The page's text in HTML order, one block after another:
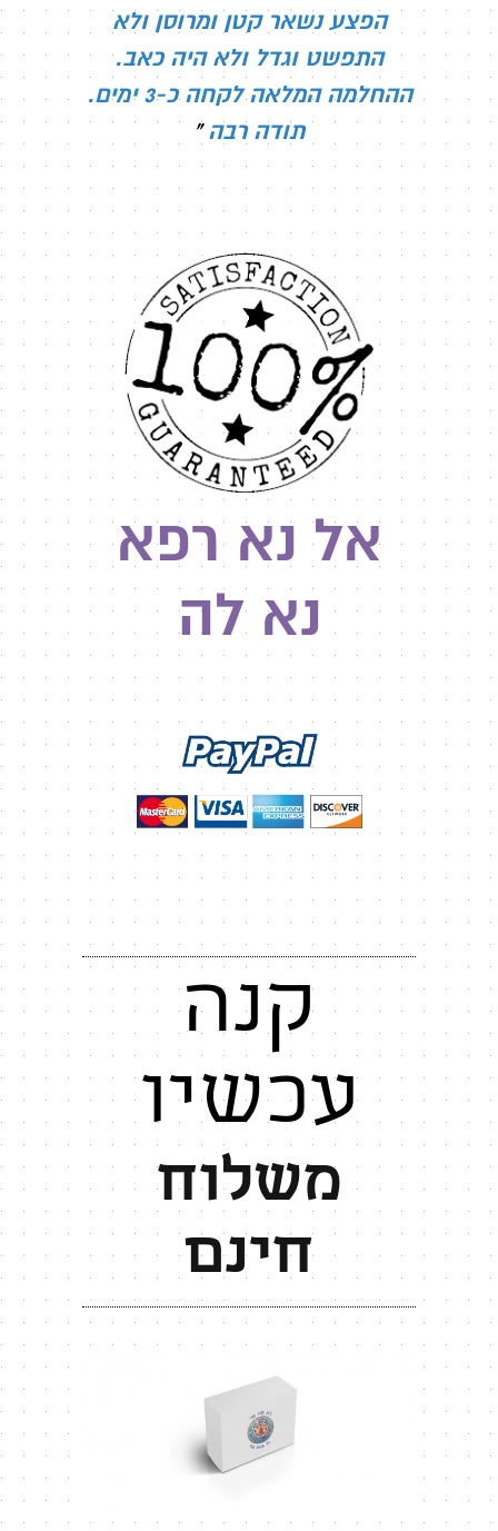
הפצע נשאר קטן ומרוסן ולא
התפשט וגדל ולא היה כאב.
ההחלמה המלאה לקחה כ-3 ימים.
תודה רבה"
אל נא רפא
נא לה
קנה
עכשיו
משלוח
חינם